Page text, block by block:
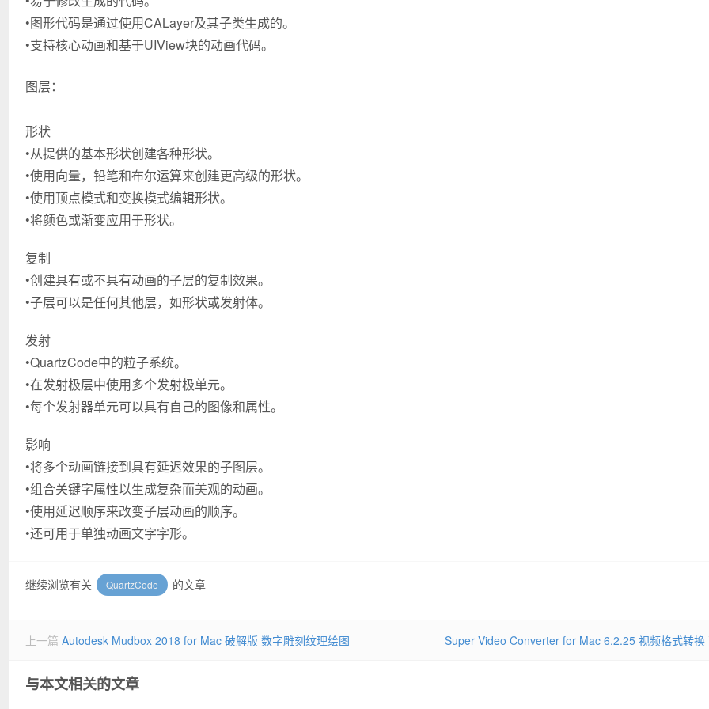
•图形代码是通过使用CALayer及其子类生成的。
•支持核心动画和基于UIView块的动画代码。
图层：
形状
•从提供的基本形状创建各种形状。
•使用向量，铅笔和布尔运算来创建更高级的形状。
•使用顶点模式和变换模式编辑形状。
•将颜色或渐变应用于形状。
复制
•创建具有或不具有动画的子层的复制效果。
•子层可以是任何其他层，如形状或发射体。
发射
•QuartzCode中的粒子系统。
•在发射极层中使用多个发射极单元。
•每个发射器单元可以具有自己的图像和属性。
影响
•将多个动画链接到具有延迟效果的子图层。
•组合关键字属性以生成复杂而美观的动画。
•使用延迟顺序来改变子层动画的顺序。
•还可用于单独动画文字字形。
继续浏览有关 QuartzCode 的文章
上一篇 Autodesk Mudbox 2018 for Mac 破解版 数字雕刻纹理绘图 Super Video Converter for Mac 6.2.25 视频格式转换
与本文相关的文章